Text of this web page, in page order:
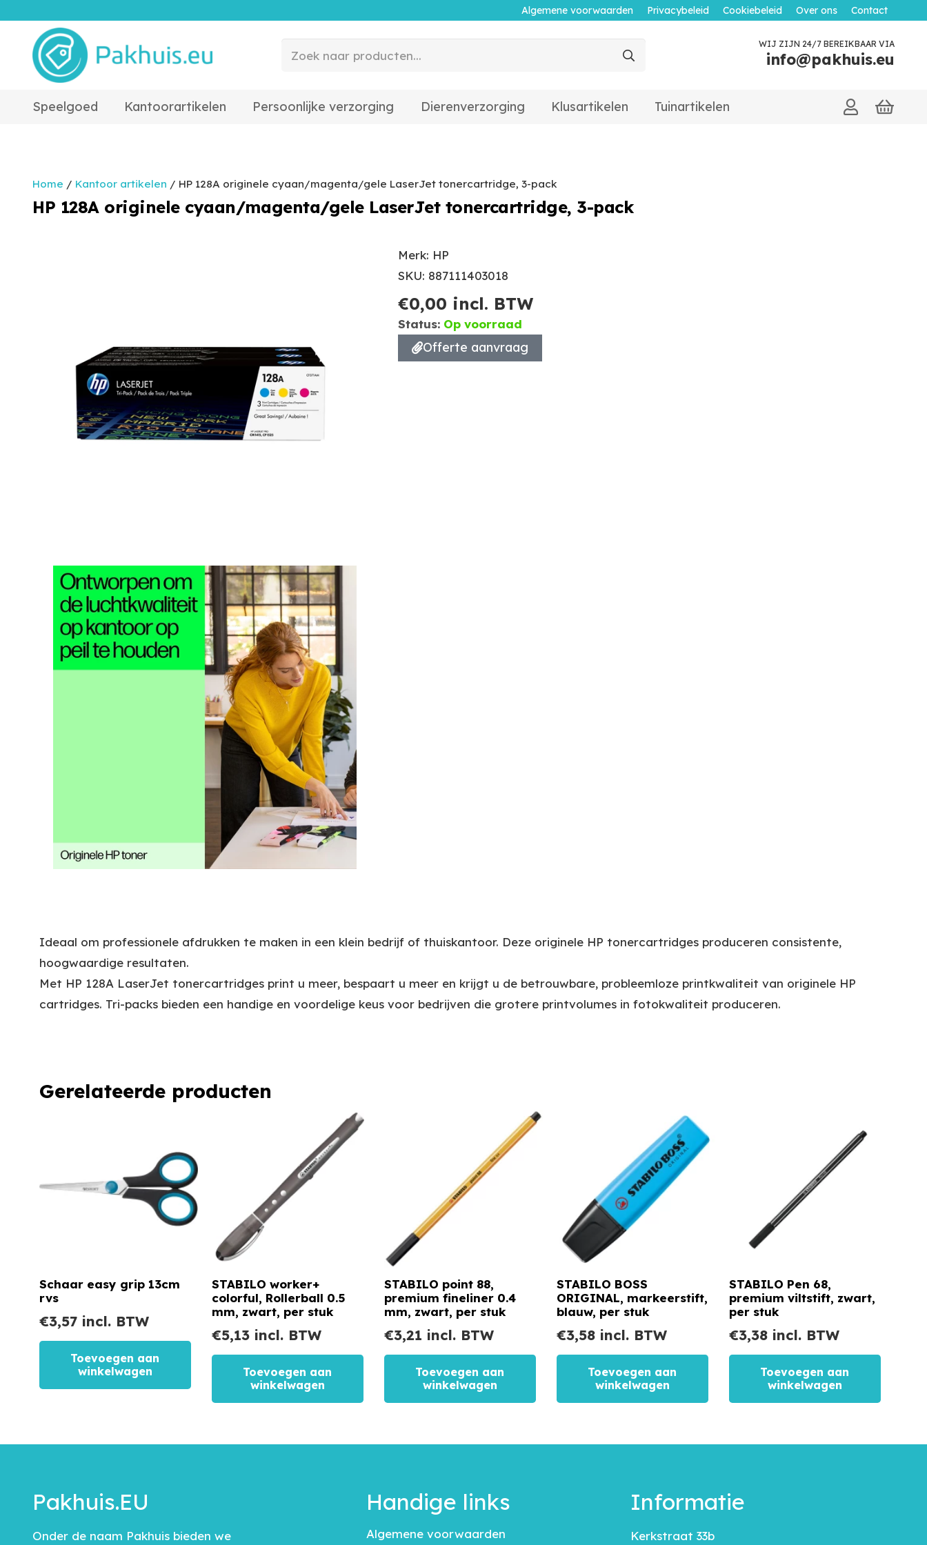
Algemene voorwaarden Privacybeleid Cookiebeleid Over ons Contact
WIJ ZIJN 24/7 BEREIKBAAR VIA
info@pakhuis.eu
Speelgoed Kantoorartikelen Persoonlijke verzorging Dierenverzorging Klusartikelen Tuinartikelen
Home / Kantoor artikelen / HP 128A originele cyaan/magenta/gele LaserJet tonercartridge, 3-pack
HP 128A originele cyaan/magenta/gele LaserJet tonercartridge, 3-pack
Merk: HP
SKU: 887111403018
€0,00 incl. BTW
Status: Op voorraad
Offerte aanvraag
Ideaal om professionele afdrukken te maken in een klein bedrijf of thuiskantoor. Deze originele HP tonercartridges produceren consistente,
hoogwaardige resultaten.
Met HP 128A LaserJet tonercartridges print u meer, bespaart u meer en krijgt u de betrouwbare, probleemloze printkwaliteit van originele HP
cartridges. Tri-packs bieden een handige en voordelige keus voor bedrijven die grotere printvolumes in fotokwaliteit produceren.
Gerelateerde producten
Schaar easy grip 13cm
rvs
€3,57 incl. BTW
Toevoegen aan
winkelwagen
STABILO worker+
colorful, Rollerball 0.5
mm, zwart, per stuk
€5,13 incl. BTW
Toevoegen aan
winkelwagen
STABILO point 88,
premium fineliner 0.4
mm, zwart, per stuk
€3,21 incl. BTW
Toevoegen aan
winkelwagen
STABILO BOSS
ORIGINAL, markeerstift,
blauw, per stuk
€3,58 incl. BTW
Toevoegen aan
winkelwagen
STABILO Pen 68,
premium viltstift, zwart,
per stuk
€3,38 incl. BTW
Toevoegen aan
winkelwagen
Pakhuis.EU
Onder de naam Pakhuis bieden we
Handige links
Algemene voorwaarden
Informatie
Kerkstraat 33b